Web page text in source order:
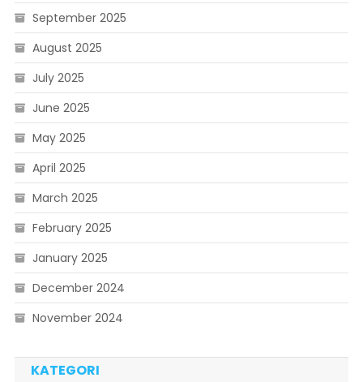
September 2025
August 2025
July 2025
June 2025
May 2025
April 2025
March 2025
February 2025
January 2025
December 2024
November 2024
KATEGORI